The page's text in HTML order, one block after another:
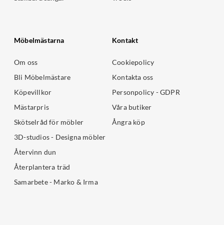
Möbelmästarna
Om oss
Bli Möbelmästare
Köpevillkor
Mästarpris
Skötselråd för möbler
3D-studios - Designa möbler
Återvinn dun
Återplantera träd
Samarbete - Marko & Irma
Kontakt
Cookiepolicy
Kontakta oss
Personpolicy - GDPR
Våra butiker
Ångra köp